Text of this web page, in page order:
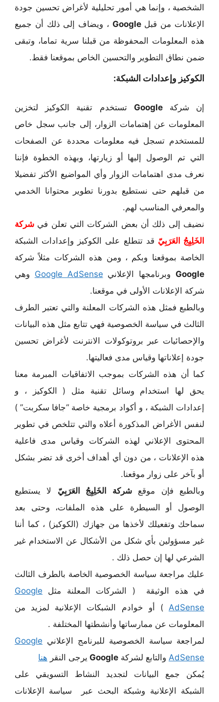
الشخصية ، وإنما هي أمور تحليلية لأغراض تحسين جودة
الإعلانات من قبلGoogle ، ويضاف إلى ذلك أن جميع
هذه المعلومات المحفوظة من قبلنا سرية تماما، وتبقى
ضمن نطاق التطوير والتحسين الخاص بموقعنا فقط.
الكوكيز وإعدادات الشبكة:
إن شركةGoogle تستخدم تقنية الكوكيز لتخزين
المعلومات عن إهتمامات الزوار، إلى جانب سجل خاص
للمستخدم تسجل فيه معلومات محددة عن الصفحات
التي تم الوصول إليها أو زيارتها، وبهذه الخطوة فإننا
نعرف مدى اهتمامات الزوار وأي المواضيع الأكثر تفضيلا
من قبلهم حتى نستطيع بدورنا تطوير محتوانا الخدمي
والمعرفي المناسب لهم.
نضيف إلى ذلك أن بعض الشركات التي تعلن في شركة
الخَلِيِجُ العَرَبِيّ قد تتطلع على الكوكيز وإعدادات الشبكة
الخاصة بموقعنا وبكم ، ومن هذه الشركات مثلاً شركة
Google وبرنامجها الإعلاني Google AdSense وهي
شركة الإعلانات الأولى في موقعنا.
وبالطبع فمثل هذه الشركات المعلنة والتي تعتبر الطرف
الثالث في سياسة الخصوصية فهي تتابع مثل هذه البيانات
والإحصائيات عبر بروتوكولات الانترنت لأغراض تحسين
جودة إعلاناتها وقياس مدى فعاليتها.
كما أن هذه الشركات بموجب الاتفاقيات المبرمة معنا
يحق لها استخدام وسائل تقنية مثل ( الكوكيز ، و
إعدادات الشبكة ، و أكواد برمجية خاصة “جافا سكربت” )
لنفس الأغراض المذكورة أعلاه والتي تتلخص في تطوير
المحتوى الإعلاني لهذه الشركات وقياس مدى فاعلية
هذه الإعلانات ، من دون أي أهداف أخرى قد تضر بشكل
أو بآخر على زوار موقعنا.
وبالطبع فإن موقعشركة الخَلِيِجُ العَرَبِيّ لا يستطيع
الوصول أو السيطرة على هذه الملفات، وحتى بعد
سماحك وتفعيلك لأخذها من جهازك (الكوكيز) ، كما أننا
غير مسؤولين بأي شكل من الأشكال عن الاستخدام غير
الشرعي لها إن حصل ذلك .
عليك مراجعة سياسة الخصوصية الخاصة بالطرف الثالث
في هذه الوثيقة ( الشركات المعلنة مثل Google
AdSense ) أو خوادم الشبكات الإعلانية لمزيد من
المعلومات عن ممارساتها وأنشطتها المختلفة .
لمراجعة سياسة الخصوصية للبرنامج الإعلاني Google
AdSense والتابع لشركة Google يرجى النقر هنا
يُمكن جمع البيانات لتجديد النشاط التسويقي على
الشبكة الإعلانية وشبكة البحث عبر سياسة الإعلانات